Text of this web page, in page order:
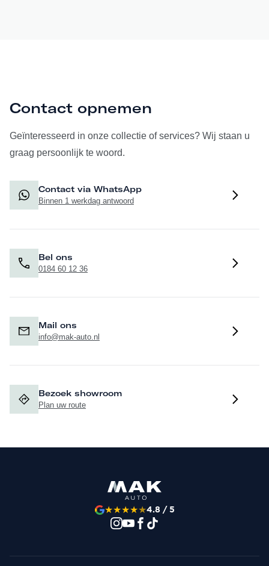
Contact opnemen
Geïnteresseerd in onze collectie of services? Wij staan u
graag persoonlijk te woord.
Contact via WhatsApp
Binnen 1 werkdag antwoord
Bel ons
0184 60 12 36
Mail ons
info@mak-auto.nl
Bezoek showroom
Plan uw route
★★★★★4.8 / 5